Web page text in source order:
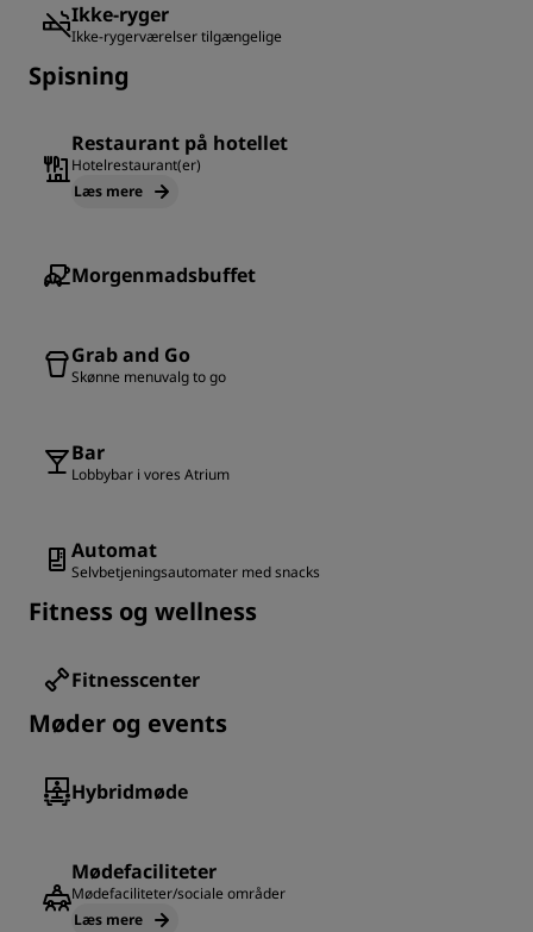
Ikke-ryger
Ikke-rygerværelser tilgængelige
Spisning
Restaurant på hotellet
Hotelrestaurant(er)
Læs mere
Morgenmadsbuffet
Grab and Go
Skønne menuvalg to go
Bar
Lobbybar i vores Atrium
Automat
Selvbetjeningsautomater med snacks
Fitness og wellness
Fitnesscenter
Møder og events
Hybridmøde
Mødefaciliteter
Mødefaciliteter/sociale områder
Læs mere